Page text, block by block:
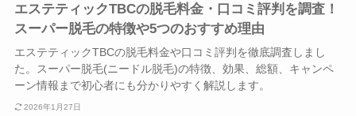
エステティックTBCの脱毛料金・口コミ評判を調査！
スーパー脱毛の特徴や5つのおすすめ理由
エステティックTBCの脱毛料金や口コミ評判を徹底調査しまし
た。スーパー脱毛(ニードル脱毛)の特徴、効果、総額、キャンペ
ーン情報まで初心者にも分かりやすく解説します。
2026年1月27日